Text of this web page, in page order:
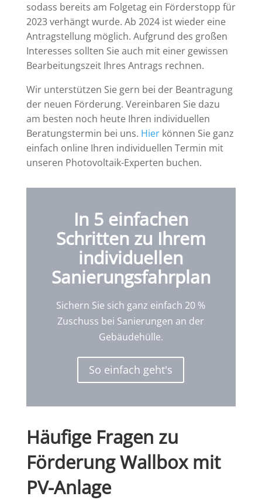
sodass bereits am Folgetag ein Förderstopp für
2023 verhängt wurde. Ab 2024 ist wieder eine
Antragstellung möglich. Aufgrund des großen
Interesses sollten Sie auch mit einer gewissen
Bearbeitungszeit Ihres Antrags rechnen.
Wir unterstützen Sie gern bei der Beantragung
der neuen Förderung. Vereinbaren Sie dazu
am besten noch heute Ihren individuellen
Beratungstermin bei uns. Hierkönnen Sie ganz
einfach online Ihren individuellen Termin mit
unseren Photovoltaik-Experten buchen.
In 5 einfachen
Schritten zu Ihrem
individuellen
Sanierungsfahrplan
Sichern Sie sich ganz einfach 20 %
Zuschuss bei Sanierungen an der
Gebäudehülle.
So einfach geht's
Häufige Fragen zu
Förderung Wallbox mit
PV-Anlage